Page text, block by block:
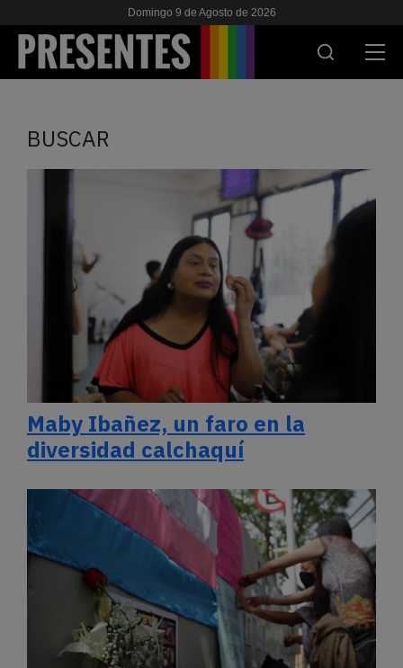
Domingo 9 de Agosto de 2026
NOSOTRES
APOYANOS
ES EN
BUSCAR
Maby Ibañez, un faro en la
diversidad calchaquí